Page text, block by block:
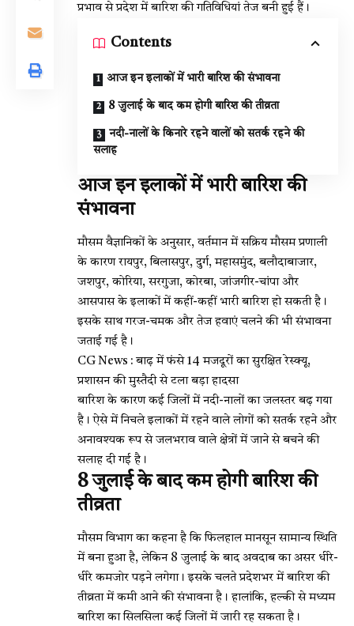
प्रभाव से प्रदेश में बारिश की गतिविधियां तेज बनी हुई हैं।
Contents
आज इन इलाकों में भारी बारिश की संभावना
8 जुलाई के बाद कम होगी बारिश की तीव्रता
नदी-नालों के किनारे रहने वालों को सतर्क रहने की
सलाह
आज इन इलाकों में भारी बारिश की
संभावना
मौसम वैज्ञानिकों के अनुसार, वर्तमान में सक्रिय मौसम प्रणाली
के कारण रायपुर, बिलासपुर, दुर्ग, महासमुंद, बलौदाबाजार,
जशपुर, कोरिया, सरगुजा, कोरबा, जांजगीर-चांपा और
आसपास के इलाकों में कहीं-कहीं भारी बारिश हो सकती है।
इसके साथ गरज-चमक और तेज हवाएं चलने की भी संभावना
जताई गई है।
CG News : बाढ़ में फंसे 14 मजदूरों का सुरक्षित रेस्क्यू,
प्रशासन की मुस्तैदी से टला बड़ा हादसा
बारिश के कारण कई जिलों में नदी-नालों का जलस्तर बढ़ गया
है। ऐसे में निचले इलाकों में रहने वाले लोगों को सतर्क रहने और
अनावश्यक रूप से जलभराव वाले क्षेत्रों में जाने से बचने की
सलाह दी गई है।
8 जुलाई के बाद कम होगी बारिश की
तीव्रता
मौसम विभाग का कहना है कि फिलहाल मानसून सामान्य स्थिति
में बना हुआ है, लेकिन 8 जुलाई के बाद अवदाब का असर धीरे-
धीरे कमजोर पड़ने लगेगा। इसके चलते प्रदेशभर में बारिश की
तीव्रता में कमी आने की संभावना है। हालांकि, हल्की से मध्यम
बारिश का सिलसिला कई जिलों में जारी रह सकता है।